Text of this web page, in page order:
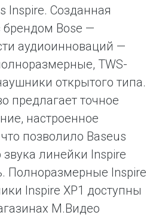
Inspire. Созданная
брендом Bose —
аудиоинноваций —
TWS-
открытого типа.
предлагает точное
настроенное
позволило Baseus
звука линейки Inspire
Полноразмерные Inspire
Inspire XP1 доступны
М.Видео